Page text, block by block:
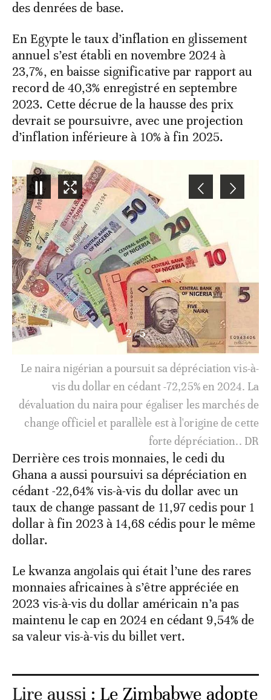
des denrées de base.
En Egypte le taux d’inflation en glissement
annuel s’est établi en novembre 2024 à
23,7%, en baisse significative par rapport au
record de 40,3% enregistré en septembre
2023. Cette décrue de la hausse des prix
devrait se poursuivre, avec une projection
d’inflation inférieure à 10% à fin 2025.
3/5
La livre égyptienne a poursuivi sa chute en 2024
vis-à-vis du dollar en cédant -64,75% à cause de
dévaluations.. DR
Derrière ces trois monnaies, le cedi du
Ghana a aussi poursuivi sa dépréciation en
cédant -22,64% vis-à-vis du dollar avec un
taux de change passant de 11,97 cedis pour 1
dollar à fin 2023 à 14,68 cédis pour le même
dollar.
Le kwanza angolais qui était l’une des rares
2023 vis-à-vis du dollar américain n’a pas
maintenu le cap en 2024 en cédant 9,54% de
sa valeur vis-à-vis du billet vert.
une nouvelle monnaie pour
lutter contre l’hyperinflation